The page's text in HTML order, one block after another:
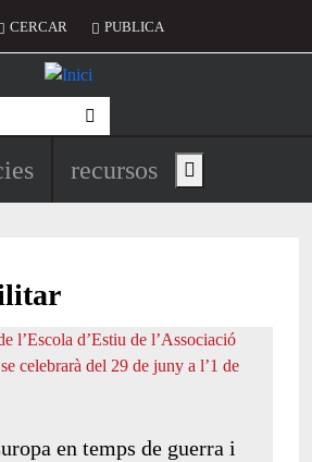
del compte d'usuari
CERCAR PUBLICA
principal de
recursos Show main menu
en temps de guerra i